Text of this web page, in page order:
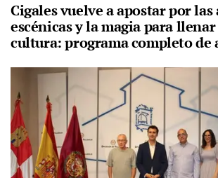
Cigales vuelve a apostar por las
escénicas y la magia para llenar
cultura: programa completo de